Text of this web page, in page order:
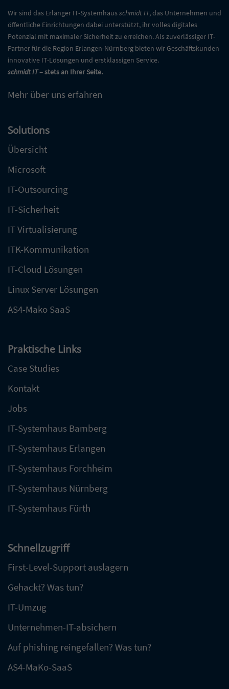
Wir sind das Erlanger IT-Systemhausschmidt IT, das Unternehmen und
öffentliche Einrichtungen dabei unterstützt, ihr volles digitales
Potenzial mit maximaler Sicherheit zu erreichen. Als zuverlässiger IT-
Partner für die Region Erlangen-Nürnberg bieten wir Geschäftskunden
innovative IT-Lösungen und erstklassigen Service.
schmidt IT– stets an Ihrer Seite.
Mehr über uns erfahren
Solutions
Übersicht
Microsoft
IT-Outsourcing
IT-Sicherheit
IT Virtualisierung
ITK-Kommunikation
IT-Cloud Lösungen
Linux Server Lösungen
AS4-Mako SaaS
Praktische Links
Case Studies
Kontakt
Jobs
IT-Systemhaus Bamberg
IT-Systemhaus Erlangen
IT-Systemhaus Forchheim
IT-Systemhaus Nürnberg
IT-Systemhaus Fürth
Schnellzugriff
First-Level-Support auslagern
Gehackt? Was tun?
IT-Umzug
Unternehmen-IT-absichern
Auf phishing reingefallen? Was tun?
AS4-MaKo-SaaS